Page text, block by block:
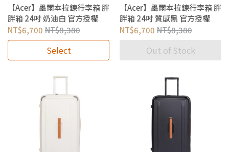
【Acer】墨爾本拉鍊行李箱 胖
胖箱 24吋 奶油白 官方授權
NT$6,700 NT$8,380
Select
【Acer】墨爾本拉鍊行李箱 胖
胖箱 24吋 質感黑 官方授權
NT$6,700 NT$8,380
Out of Stock